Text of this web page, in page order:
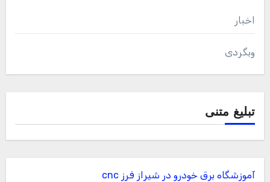
اخبار
وبگردی
تبلیغ متنی
آموزشگاه برق خودرو در شیراز فرز cnc